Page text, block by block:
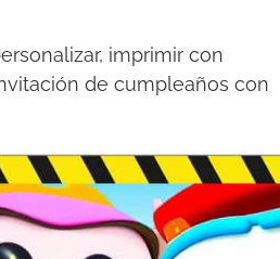
imprimir con
de cumpleaños con